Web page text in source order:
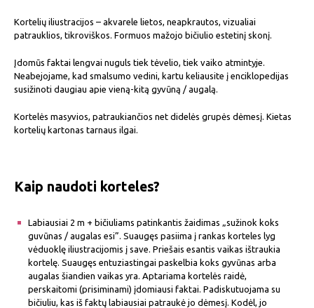
Kortelių iliustracijos – akvarele lietos, neapkrautos, vizualiai
patrauklios, tikroviškos. Formuos mažojo bičiulio estetinį skonį.
Įdomūs faktai lengvai nuguls tiek tėvelio, tiek vaiko atmintyje.
Neabejojame, kad smalsumo vedini, kartu keliausite į enciklopedijas
susižinoti daugiau apie vieną-kitą gyvūną / augalą.
Kortelės masyvios, patraukiančios net didelės grupės dėmesį. Kietas
kortelių kartonas tarnaus ilgai.
Kaip naudoti korteles?
Labiausiai 2 m + bičiuliams patinkantis žaidimas „sužinok koks
guvūnas / augalas esi”. Suaugęs pasiima į rankas korteles lyg
vėduoklę iliustracijomis į save. Priešais esantis vaikas ištraukia
kortelę. Suaugęs entuziastingai paskelbia koks gyvūnas arba
augalas šiandien vaikas yra. Aptariama kortelės raidė,
perskaitomi (prisiminami) įdomiausi faktai. Padiskutuojama su
bičiuliu, kas iš faktų labiausiai patraukė jo dėmesį. Kodėl, jo